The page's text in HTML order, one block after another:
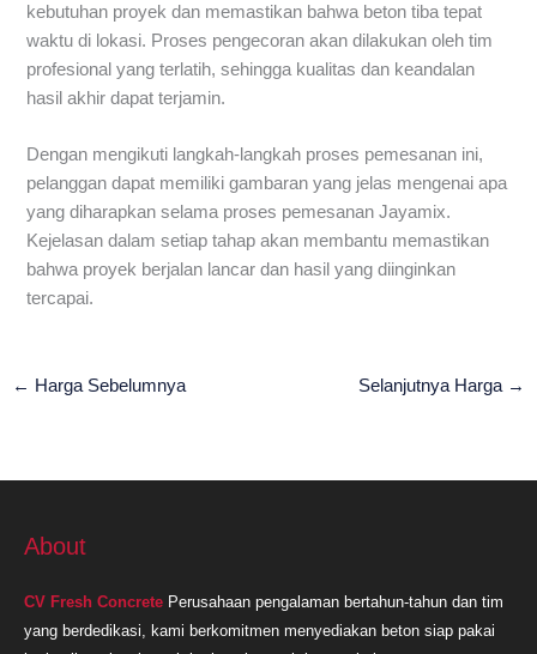
kebutuhan proyek dan memastikan bahwa beton tiba tepat
waktu di lokasi. Proses pengecoran akan dilakukan oleh tim
profesional yang terlatih, sehingga kualitas dan keandalan
hasil akhir dapat terjamin.
Dengan mengikuti langkah-langkah proses pemesanan ini,
pelanggan dapat memiliki gambaran yang jelas mengenai apa
yang diharapkan selama proses pemesanan Jayamix.
Kejelasan dalam setiap tahap akan membantu memastikan
bahwa proyek berjalan lancar dan hasil yang diinginkan
tercapai.
← Harga Sebelumnya Selanjutnya Harga →
About
CV Fresh Concrete Perusahaan pengalaman bertahun-tahun dan tim
yang berdedikasi, kami berkomitmen menyediakan beton siap pakai